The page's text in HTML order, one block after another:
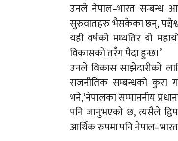
उनले नेपाल–भारत सम्बन्ध
सुरुवातहरु भैसकेका छन्,
यही वर्षको मध्यतिर यो
विकासको तरँग पैदा हुन्छ।’
उनले विकास साझेदारीको
राजनीतिक सम्बन्धको कुरा
भने,‘नेपालका सम्माननीय
पनि जानुभएको छ, त्यसैले
आर्थिक रुपमा पनि